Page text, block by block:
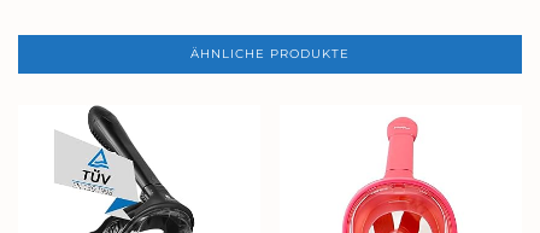
ÄHNLICHE PRODUKTE